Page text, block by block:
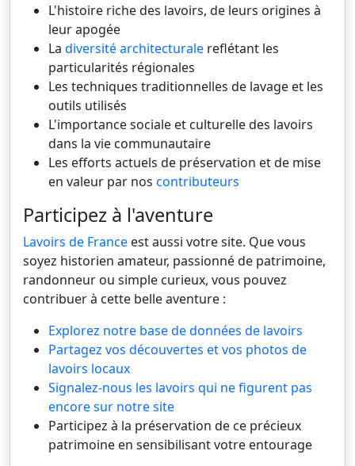
L'histoire riche des lavoirs, de leurs origines à
leur apogée
La diversité architecturale reflétant les
particularités régionales
Les techniques traditionnelles de lavage et les
outils utilisés
L'importance sociale et culturelle des lavoirs
dans la vie communautaire
Les efforts actuels de préservation et de mise
en valeur par nos contributeurs
Participez à l'aventure
Lavoirs de France est aussi votre site. Que vous
soyez historien amateur, passionné de patrimoine,
randonneur ou simple curieux, vous pouvez
contribuer à cette belle aventure :
Explorez notre base de données de lavoirs
Partagez vos découvertes et vos photos de
lavoirs locaux
Signalez-nous les lavoirs qui ne figurent pas
encore sur notre site
Participez à la préservation de ce précieux
patrimoine en sensibilisant votre entourage